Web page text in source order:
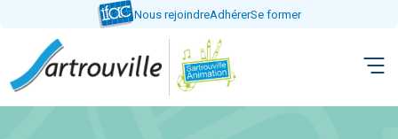
contenu
Nous rejoindreAdhérerSe former